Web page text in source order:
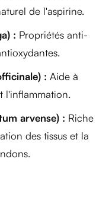
de l'aspirine.
: Propriétés anti-
: Aide à
l'inflammation.
arvense) : Riche
des tissus et la